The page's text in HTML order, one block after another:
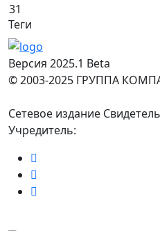
31
Теги
Версия 2025.1 Beta
© 2003-2025 ГРУППА
Сетевое издание
Учредитель: